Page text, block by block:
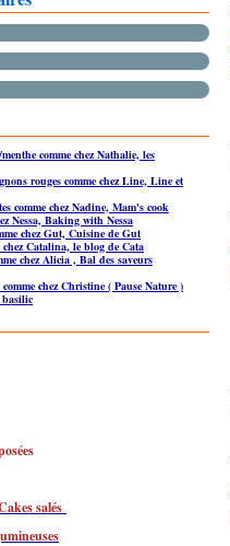
comme chez Nathalie, les
rouges comme chez Line, Line et
comme chez Nadine, Mam's cook
Nessa, Baking with Nessa
chez Gut, Cuisine de Gut
Catalina, le blog de Cata
chez Alicia , Bal des saveurs
chez Christine ( Pause Nature )
basilic
salés